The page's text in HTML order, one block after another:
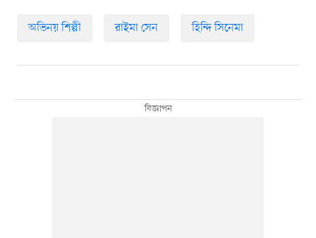
অভিনয় শিল্পী রাইমা সেন হিন্দি সিনেমা